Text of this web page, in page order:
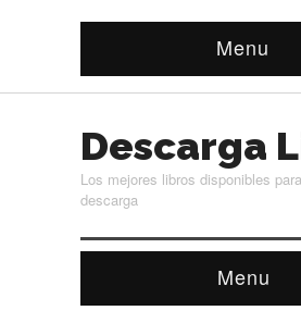
Menu
Descarga
Los mejores libros disponibles
descarga
Menu